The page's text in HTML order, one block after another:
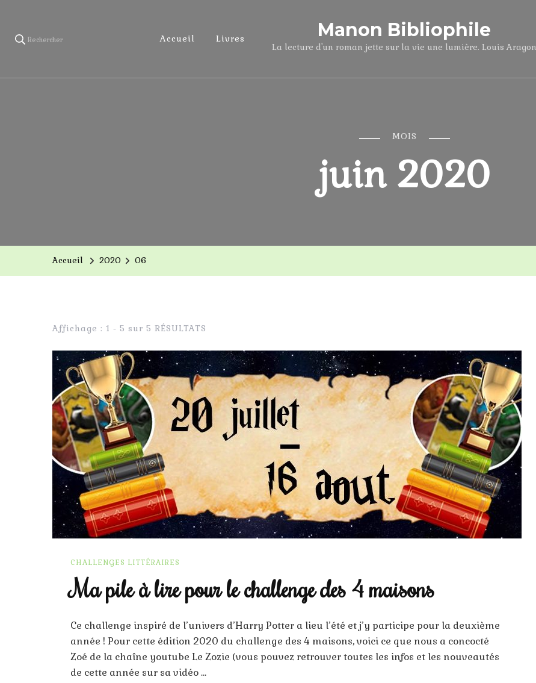
Rechercher Accueil Livres Manon Bibliophile
La lecture d'un roman jette sur la vie une lumière. Louis Aragon
MOIS
juin 2020
Accueil 2020 06
Affichage : 1 - 5 sur 5 RÉSULTATS
CHALLENGES LITTÉRAIRES
Ma pile à lire pour le challenge des 4 maisons
Ce challenge inspiré de l’univers d’Harry Potter a lieu l’été et j’y participe pour la deuxième
année ! Pour cette édition 2020 du challenge des 4 maisons, voici ce que nous a concocté
Zoé de la chaîne youtube Le Zozie (vous pouvez retrouver toutes les infos et les nouveautés
de cette année sur sa vidéo …